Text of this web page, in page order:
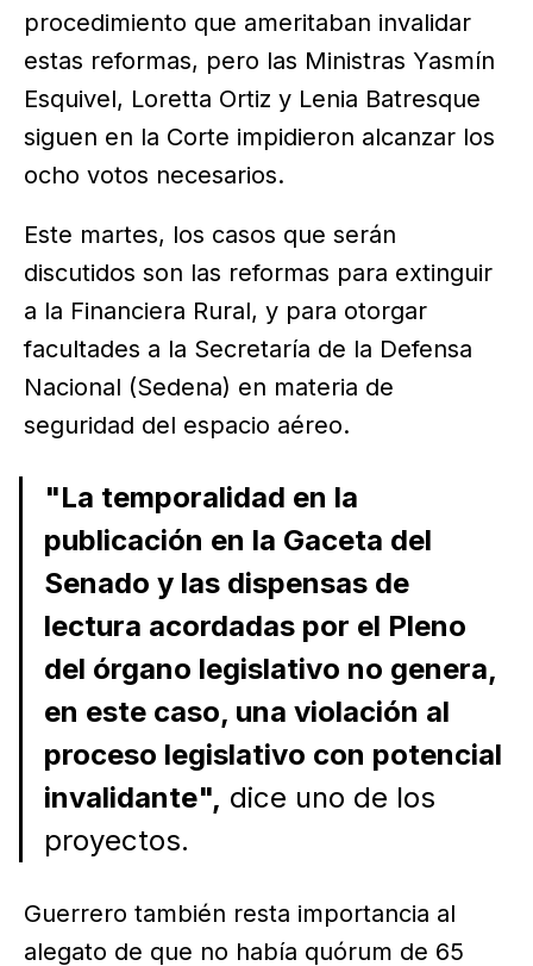
procedimiento que ameritaban invalidar
estas reformas, pero las Ministras Yasmín
Esquivel, Loretta Ortiz y Lenia Batresque
siguen en la Corte impidieron alcanzar los
ocho votos necesarios.
Este martes, los casos que serán
discutidos son las reformas para extinguir
a la Financiera Rural, y para otorgar
facultades a la Secretaría de la Defensa
Nacional (Sedena) en materia de
seguridad del espacio aéreo.
"La temporalidad en la
publicación en la Gaceta del
Senado y las dispensas de
lectura acordadas por el Pleno
del órgano legislativo no genera,
en este caso, una violación al
proceso legislativo con potencial
invalidante", dice uno de los
proyectos.
Guerrero también resta importancia al
alegato de que no había quórum de 65